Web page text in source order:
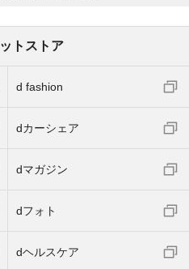
トストア
d fashion
dカーシェア
dマガジン
dフォト
dヘルスケア